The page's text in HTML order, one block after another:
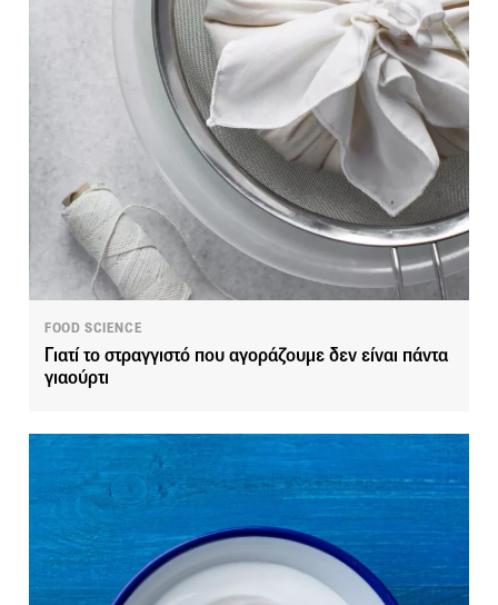
FOOD SCIENCE
Γιατί το στραγγιστό που αγοράζουμε δεν είναι πάντα
γιαούρτι